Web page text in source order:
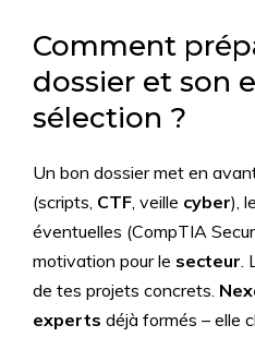
Comment
dossier et son
sélection ?
Un bon dossier met en
(scripts, CTF, veille cyber),
éventuelles (CompTIA
motivation pour le secteur.
de tes projets concrets.
experts déjà formés – elle